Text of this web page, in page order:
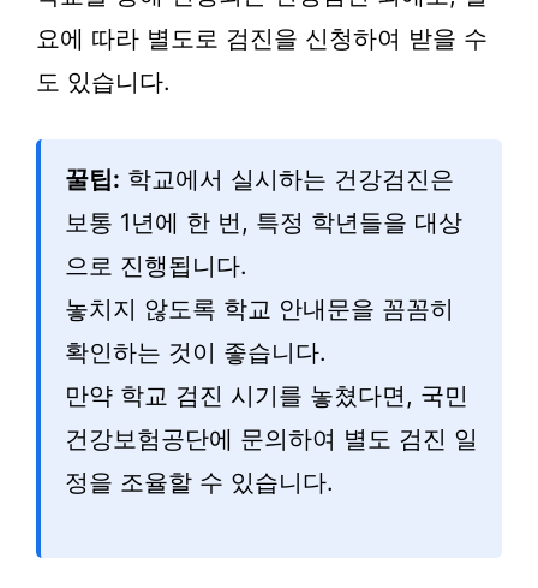
요에 따라 별도로 검진을 신청하여 받을 수
도 있습니다.
꿀팁: 학교에서 실시하는 건강검진은
보통 1년에 한 번, 특정 학년들을 대상
으로 진행됩니다.
놓치지 않도록 학교 안내문을 꼼꼼히
확인하는 것이 좋습니다.
만약 학교 검진 시기를 놓쳤다면, 국민
건강보험공단에 문의하여 별도 검진 일
정을 조율할 수 있습니다.